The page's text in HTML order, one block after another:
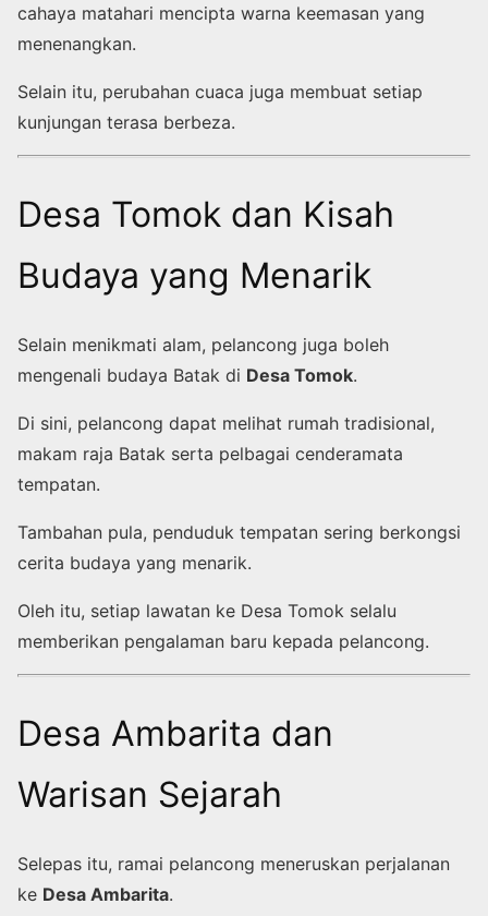
cahaya matahari mencipta warna keemasan yang
menenangkan.
Selain itu, perubahan cuaca juga membuat setiap
kunjungan terasa berbeza.
Desa Tomok dan Kisah
Budaya yang Menarik
Selain menikmati alam, pelancong juga boleh
mengenali budaya Batak di Desa Tomok.
Di sini, pelancong dapat melihat rumah tradisional,
makam raja Batak serta pelbagai cenderamata
tempatan.
Tambahan pula, penduduk tempatan sering berkongsi
cerita budaya yang menarik.
Oleh itu, setiap lawatan ke Desa Tomok selalu
memberikan pengalaman baru kepada pelancong.
Desa Ambarita dan
Warisan Sejarah
Selepas itu, ramai pelancong meneruskan perjalanan
ke Desa Ambarita.